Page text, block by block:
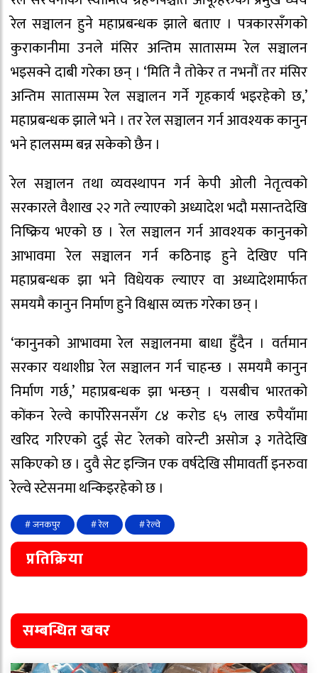
रेल सञ्चालन हुने महाप्रबन्धक झाले बताए । पत्रकारसँगको
कुराकानीमा उनले मंसिर अन्तिम सातासम्म रेल सञ्चालन
भइसक्ने दाबी गरेका छन् । ‘मिति नै तोकेर त नभनौं तर मंसिर
अन्तिम सातासम्म रेल सञ्चालन गर्ने गृहकार्य भइरहेको छ,’
महाप्रबन्धक झाले भने । तर रेल सञ्चालन गर्न आवश्यक कानुन
भने हालसम्म बन्न सकेको छैन ।
रेल सञ्चालन तथा व्यवस्थापन गर्न केपी ओली नेतृत्वको
सरकारले वैशाख २२ गते ल्याएको अध्यादेश भदौ मसान्तदेखि
निष्क्रिय भएको छ । रेल सञ्चालन गर्न आवश्यक कानुनको
आभावमा रेल सञ्चालन गर्न कठिनाइ हुने देखिए पनि
महाप्रबन्धक झा भने विधेयक ल्याएर वा अध्यादेशमार्फत
समयमै कानुन निर्माण हुने विश्वास व्यक्त गरेका छन् ।
‘कानुनको आभावमा रेल सञ्चालनमा बाधा हुँदैन । वर्तमान
सरकार यथाशीघ्र रेल सञ्चालन गर्न चाहन्छ । समयमै कानुन
निर्माण गर्छ,’ महाप्रबन्धक झा भन्छन् । यसबीच भारतको
कोंकन रेल्वे कार्पोरेसनसँग ८४ करोड ६५ लाख रुपैयाँमा
खरिद गरिएको दुई सेट रेलको वारेन्टी असोज ३ गतेदेखि
सकिएको छ । दुवै सेट इन्जिन एक वर्षदेखि सीमावर्ती इनरुवा
रेल्वे स्टेसनमा थन्किइरहेको छ ।
# जनकपुर # रेल # रेल्वे
प्रतिक्रिया
सम्बन्धित खवर